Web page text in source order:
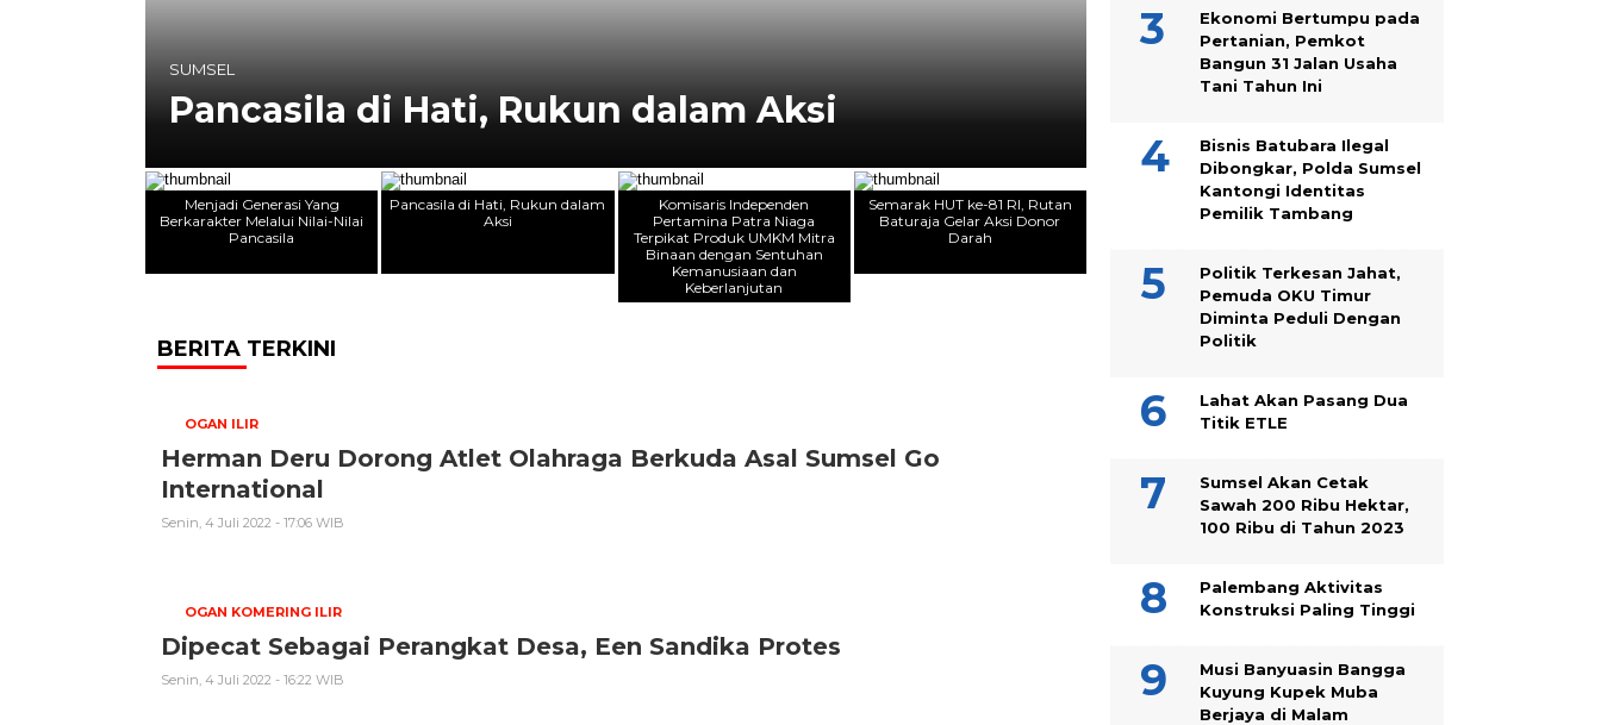
SUMSEL
Pancasila di Hati, Rukun dalam Aksi
Komisaris Independen
Terpikat Produk UMKM
Menjadi Generasi Yang
Berkarakter Melalui Nilai-Nilai
Pancasila
Pancasila di Hati, Rukun dalam
Aksi
Komisaris Independen
Pertamina Patra Niaga
Terpikat Produk UMKM Mitra
Binaan dengan Sentuhan
Kemanusiaan dan
Keberlanjutan
Semarak HUT ke-81 RI, Rutan
Baturaja Gelar Aksi Donor
Darah
BERITA TERKINI
OGAN ILIR
Herman Deru Dorong Atlet Olahraga Berkuda Asal Sumsel Go
International
Senin, 4 Juli 2022 - 17:06 WIB
OGAN KOMERING ILIR
Dipecat Sebagai Perangkat Desa, Een Sandika Protes
Senin, 4 Juli 2022 - 16:22 WIB
Ekonomi Bertumpu pada
Pertanian, Pemkot
Bangun 31 Jalan Usaha
Tani Tahun Ini
Bisnis Batubara Ilegal
Dibongkar, Polda Sumsel
Kantongi Identitas
Pemilik Tambang
Politik Terkesan Jahat,
Pemuda OKU Timur
Diminta Peduli Dengan
Politik
Lahat Akan Pasang Dua
Titik ETLE
Sumsel Akan Cetak
Sawah 200 Ribu Hektar,
100 Ribu di Tahun 2023
Palembang Aktivitas
Konstruksi Paling Tinggi
Musi Banyuasin Bangga
Kuyung Kupek Muba
Berjaya di Malam